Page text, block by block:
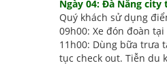
Ngày 04: Đà Nẵng city
Quý khách sử dụng
09h00: Xe đón đoàn
11h00: Dùng bữa trưa
tục check out. Tiễn du